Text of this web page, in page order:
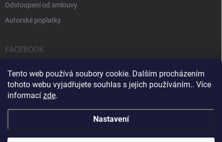
Tento web používá soubory cookie. Dalším procházením
tohoto webu vyjadřujete souhlas s jejich používáním.. Více
informací zde.
Nastavení
Odstoupení od smlouvy
Autorské poplatky
FACEBOOK
Servis počítačů a notebooků Čištění notebooků Kontakty